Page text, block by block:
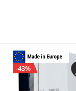
-43%